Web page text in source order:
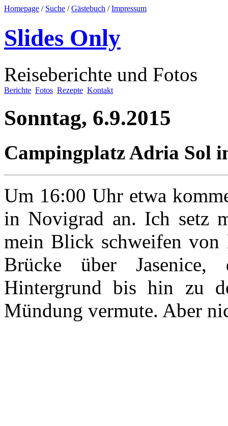
Homepage / Suche /Gästebuch /Impressum
Slides Only
Reiseberichte und Fotos
Berichte Fotos Rezepte Kontakt
Sonntag, 6.9.2015
Campingplatz Adria Sol
Um 16:00 Uhr etwa
in Novigrad an. Ich setz
mein Blick schweifen von
Brücke über
Hintergrund bis hin zu
Mündung vermute. Aber